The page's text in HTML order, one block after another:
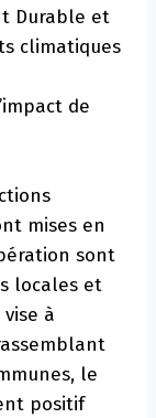
Durable et
climatiques
de
mises en
sont
locales et
à
le
positif